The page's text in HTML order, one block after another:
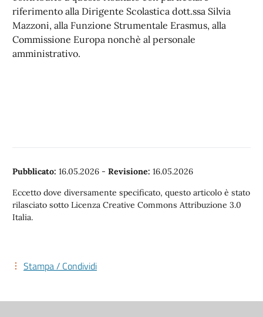
riferimento alla Dirigente Scolastica dott.ssa Silvia
Mazzoni, alla Funzione Strumentale Erasmus, alla
Commissione Europa nonchè al personale
amministrativo.
Pubblicato: 16.05.2026 - Revisione: 16.05.2026
Eccetto dove diversamente specificato, questo articolo è stato
rilasciato sotto Licenza Creative Commons Attribuzione 3.0
Italia.
Stampa / Condividi